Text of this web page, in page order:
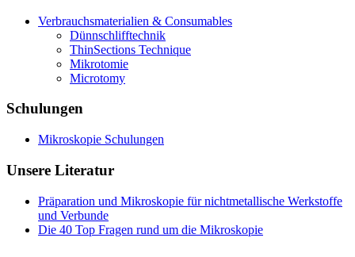
Verbrauchsmaterialien & Consumables
Dünnschlifftechnik
ThinSections Technique
Mikrotomie
Microtomy
Schulungen
Mikroskopie Schulungen
Unsere Literatur
Präparation und Mikroskopie für nichtmetallische Werkstoffe
und Verbunde
Die 40 Top Fragen rund um die Mikroskopie